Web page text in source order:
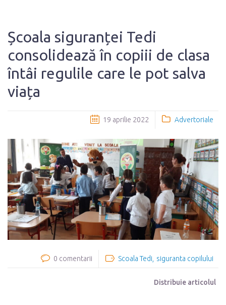
Școala siguranței Tedi
consolidează în copiii de clasa
întâi regulile care le pot salva
viața
19 aprilie 2022 Advertoriale
0 comentarii Scoala Tedi siguranta copilului
Distribuie articolul